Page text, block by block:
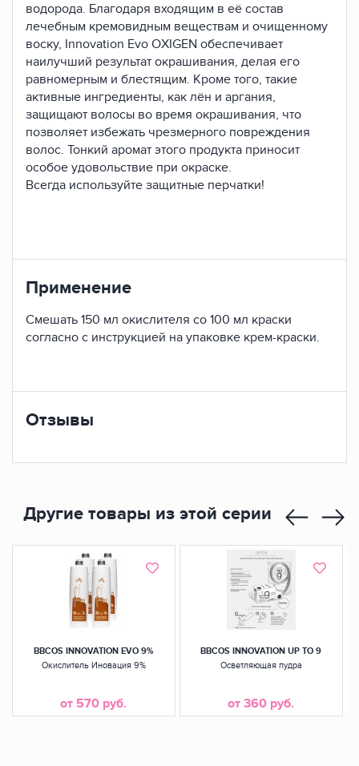
водорода. Благодаря входящим в её состав
лечебным кремовидным веществам и очищенному
воску, Innovation Evo OXIGEN обеспечивает
наилучший результат окрашивания, делая его
равномерным и блестящим. Кроме того, такие
активные ингредиенты, как лён и аргания,
защищают волосы во время окрашивания, что
позволяет избежать чрезмерного повреждения
волос. Тонкий аромат этого продукта приносит
особое удовольствие при окраске.
Всегда используйте защитные перчатки!
Применение
Смешать 150 мл окислителя со 100 мл краски
согласно с инструкцией на упаковке крем-краски.
Отзывы
Другие товары из этой серии
BBCOS INNOVATION EVO 9%
Окислитель Иновация 9%
от 570 руб.
BBCOS INNOVATION UP TO 9
Осветляющая пудра
от 360 руб.